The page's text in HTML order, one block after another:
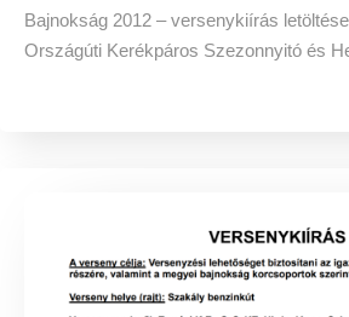
Bajnokság 2012 – versenykiírás
Országúti Kerékpáros Szezonnyitó és